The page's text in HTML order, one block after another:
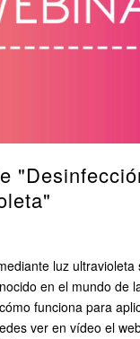
luz ultravioleta
en el mundo de
funciona para
ver en vídeo el